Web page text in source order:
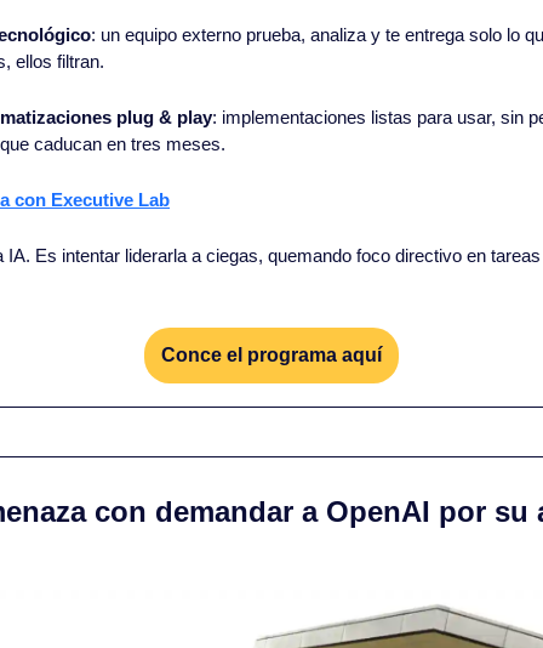
: un equipo externo prueba, analiza y te entrega solo lo
ellos filtran.
plug & play: implementaciones listas para usar, sin
caducan en tres meses.
con Executive Lab
Es intentar liderarla a ciegas, quemando foco directivo en
Conce el programa aquí
con demandar a OpenAI por su